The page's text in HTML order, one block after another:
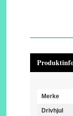
Merke
Drivhjul